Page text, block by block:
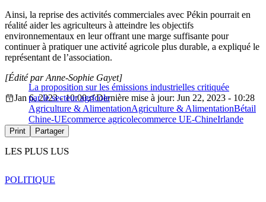
Ainsi, la reprise des activités commerciales avec Pékin pourrait en
réalité aider les agriculteurs à atteindre les objectifs
environnementaux en leur offrant une marge suffisante pour
continuer à pratiquer une activité agricole plus durable, a expliqué le
représentant de l’association.
La proposition sur les émissions industrielles critiquée
par le secteur agricole
[Édité par Anne-Sophie Gayet]
Jan 6, 2023 - 10:00
Dernière mise à jour: Jun 22, 2023 - 10:28
Agriculture & AlimentationAgriculture & AlimentationBétail
Chine-UEcommerce agricolecommerce UE-ChineIrlande
Print Partager
LES PLUS LUS
POLITIQUE